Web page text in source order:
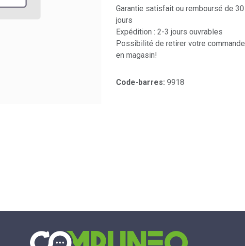
Garantie satisfait ou remboursé de 30
jours
Expédition : 2-3 jours ouvrables
Possibilité de retirer votre commande
en magasin!
Code-barres: 9918